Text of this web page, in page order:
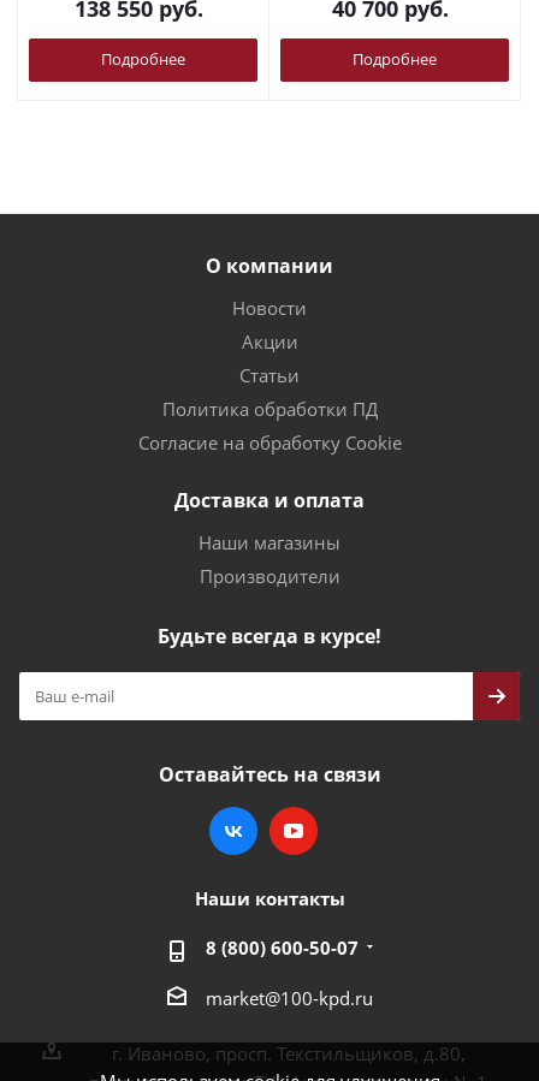
138 550 руб.
Подробнее
40 700 руб.
Подробнее
О компании
Новости
Акции
Статьи
Политика обработки ПД
Согласие на обработку Cookie
Доставка и оплата
Наши магазины
Производители
Будьте всегда в курсе!
Оставайтесь на связи
Наши контакты
8 (800) 600-50-07
market@100-kpd.ru
г. Иваново, просп. Текстильщиков, д.80,